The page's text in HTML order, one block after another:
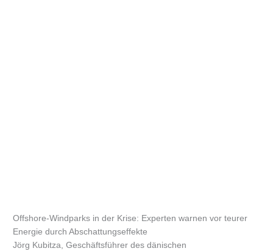
Offshore-Windparks in der Krise: Experten warnen vor teurer
Energie durch Abschattungseffekte
Jörg Kubitza, Geschäftsführer des dänischen